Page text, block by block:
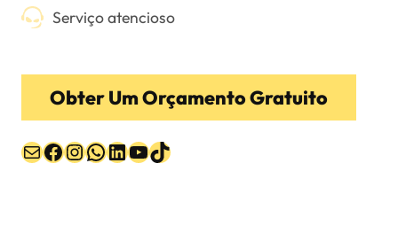
Serviço atencioso
Obter Um Orçamento Gratuito
Correio
Facebook
Instagram
WhatsApp
LinkedIn
YouTube
TikTok